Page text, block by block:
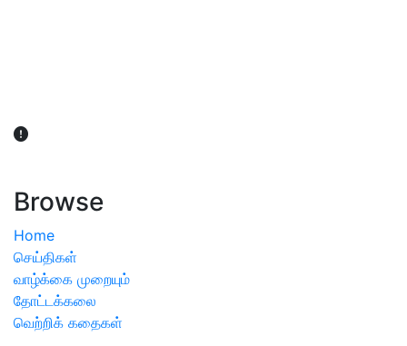
Browse
Home
செய்திகள்
வாழ்க்கை முறையும்
தோட்டக்கலை
வெற்றிக் கதைகள்